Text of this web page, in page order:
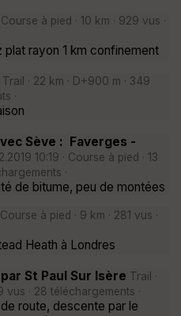
Course à pied · 10 km · 929 vus ·
plat rayon 1 km confinement
Trail · 22 km · D+900 m · 349
·
Sève : Faverges -
10:19 · Course à pied · 13
·
de bitume, peu de montées
Course à pied · 9 km · 281 vus ·
Heath à Londres
St Paul Sur Isère Trail ·
vus · 28 téléchargements ·
route, descente par le